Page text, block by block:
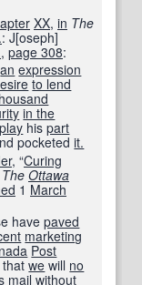
XX, in The
: J[oseph]
, page308:
an expression
to lend
in the
play hispart
pocketedit.
, “Curing
The Ottawa
1 March
havepaved
marketing
Post
thatwe will no
mail without